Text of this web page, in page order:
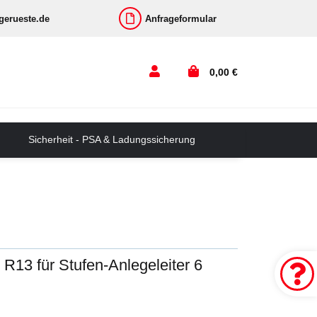
Anfrageformular
0,00 €
Sicherheit - PSA & Ladungssicherung
für Stufen-Anlegeleiter 6